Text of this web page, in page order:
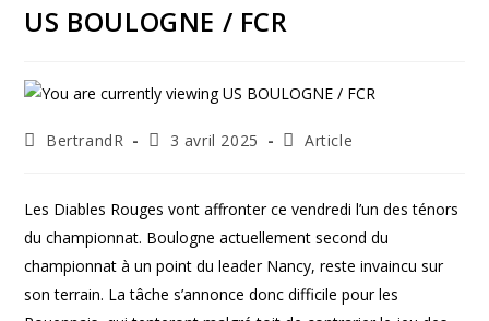
US BOULOGNE / FCR
Auteur/autrice
publication :
BertrandR
Publication
3 avril 2025
PostArticle
Les Diables Rouges vont affronter ce vendredi l’un des ténors
du championnat. Boulogne actuellement second du
championnat à un point du leader Nancy, reste invaincu sur
son terrain. La tâche s’annonce donc difficile pour les